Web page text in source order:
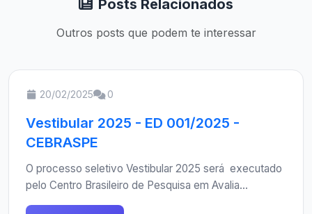
Posts Relacionados
Outros posts que podem te interessar
20/02/2025 0
Vestibular 2025 - ED 001/2025 -
CEBRASPE
O processo seletivo Vestibular 2025 será executado
pelo Centro Brasileiro de Pesquisa em Avalia...